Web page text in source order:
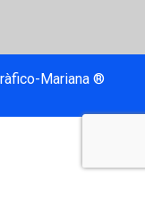
Mariana ®